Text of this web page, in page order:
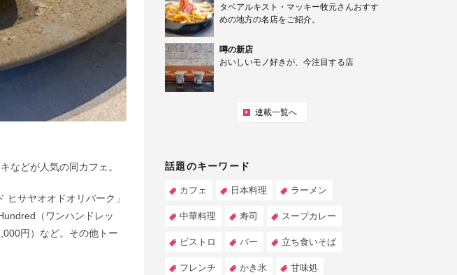
などが人気の同カフェ。
サヤオオドオリパーク」
（ワンハンドレッ
円）など。その他トー
タベアルキスト・マッキー牧元さんおすす
めの地方の名店をご紹介。
噂の新店
おいしいモノ好きが、今注目する店
連載一覧へ
話題のキーワード
カフェ 日本料理 ラーメン
中華料理 寿司 スープカレー
ビストロ バー 立ち食いそば
フレンチ かき氷 甘味処